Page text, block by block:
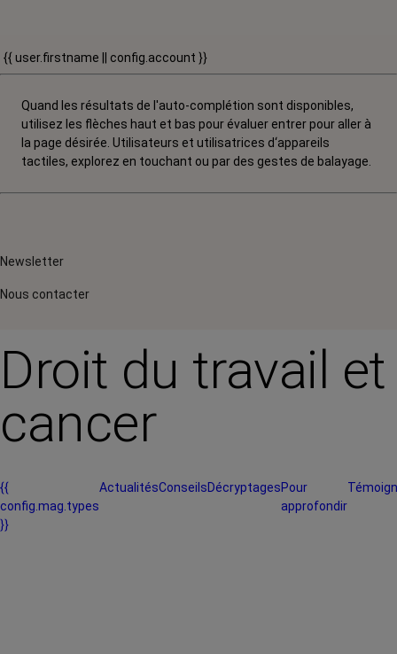
{{ user.firstname || config.account }}
Quand les résultats de l'auto-complétion sont disponibles,
utilisez les flèches haut et bas pour évaluer entrer pour aller à
la page désirée. Utilisateurs et utilisatrices d‘appareils
tactiles, explorez en touchant ou par des gestes de balayage.
Newsletter
Nous contacter
Droit du travail et
cancer
{{
config.mag.types
}}
ActualitésConseilsDécryptagesPour
approfondir